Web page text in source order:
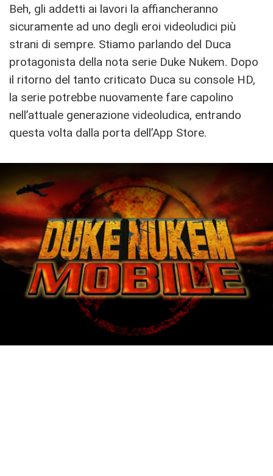
Beh, gli addetti ai lavori la affiancheranno
sicuramente ad uno degli eroi videoludici più
strani di sempre. Stiamo parlando del Duca
protagonista della nota serie Duke Nukem. Dopo
il ritorno del tanto criticato Duca su console HD,
la serie potrebbe nuovamente fare capolino
nell’attuale generazione videoludica, entrando
questa volta dalla porta dell’App Store.